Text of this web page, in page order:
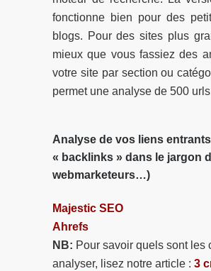
fonctionne bien pour des
blogs. Pour des sites plus
mieux que vous fassiez des
votre site par section ou
permet une analyse de 500
Analyse de vos liens
« backlinks » dans le jargon
webmarketeurs…)
Majestic SEO
Ahrefs
NB: Pour savoir quels sont les
analyser, lisez notre article : 3